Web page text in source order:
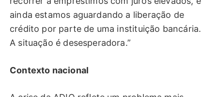
ainda estamos aguardando a liberação de
crédito por parte de uma instituição bancária.
A situação é desesperadora.”
Contexto nacional